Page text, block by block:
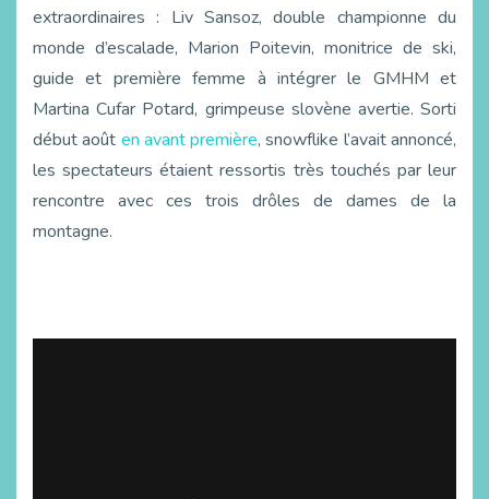
extraordinaires : Liv Sansoz, double championne du
monde d’escalade, Marion Poitevin, monitrice de ski,
guide et première femme à intégrer le GMHM et
Martina Cufar Potard, grimpeuse slovène avertie. Sorti
début août en avant première, snowflike l’avait annoncé,
les spectateurs étaient ressortis très touchés par leur
rencontre avec ces trois drôles de dames de la
montagne.